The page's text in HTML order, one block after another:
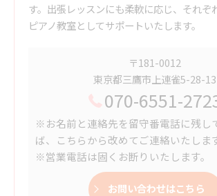
す。出張レッスンにも柔軟に応じ、それぞ
ピアノ教室としてサポートいたします。
〒181-0012
東京都三鷹市上連雀5-28-13
070-6551-
※お名前と連絡先を留守番電話に残し
ば、こちらから改めてご連絡いたしま
※営業電話は固くお断りいたします。
お問い合わせはこちら